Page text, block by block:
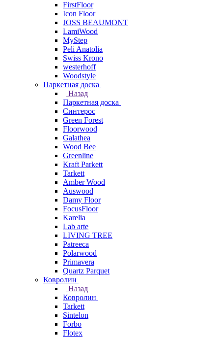
FirstFloor
Icon Floor
JOSS BEAUMONT
LamiWood
MyStep
Peli Anatolia
Swiss Krono
westerhoff
Woodstyle
Паркетная доска
Назад
Паркетная доска
Синтерос
Green Forest
Floorwood
Galathea
Wood Bee
Greenline
Kraft Parkett
Tarkett
Amber Wood
Auswood
Damy Floor
FocusFloor
Karelia
Lab arte
LIVING TREE
Patreeca
Polarwood
Primavera
Quartz Parquet
Ковролин
Назад
Ковролин
Tarkett
Sintelon
Forbo
Flotex